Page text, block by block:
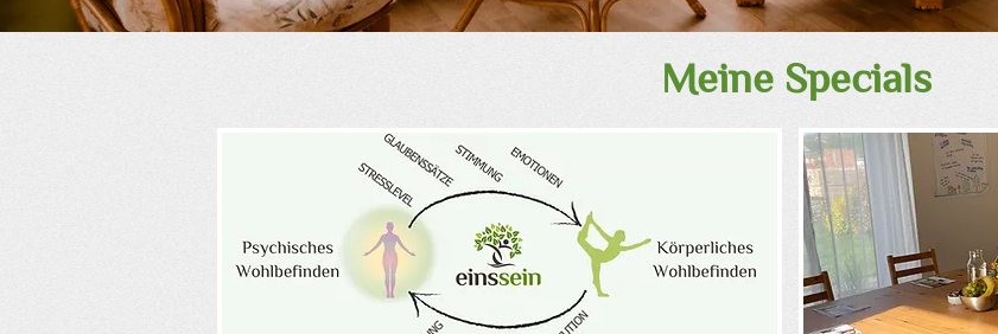
Meine Specials